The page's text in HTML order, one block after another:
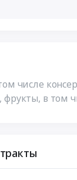
числе
в том